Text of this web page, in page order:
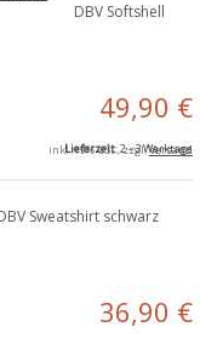
DBV Softshell
49,90 €
Lieferzeit: 2 - 3 Werktage
inkl. 19% USt., zzgl.Versand
Sweatshirt schwarz
36,90 €